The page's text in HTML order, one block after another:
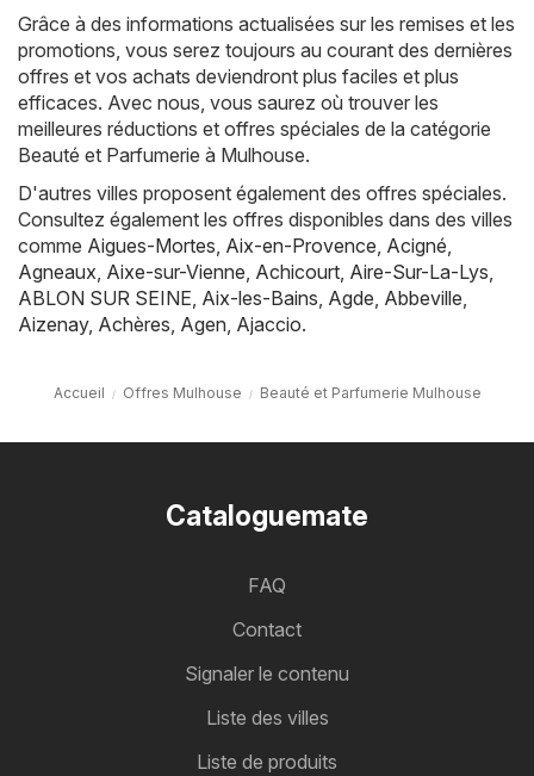
Grâce à des informations actualisées sur les remises et les
promotions, vous serez toujours au courant des dernières
offres et vos achats deviendront plus faciles et plus
efficaces. Avec nous, vous saurez où trouver les
meilleures réductions et offres spéciales de la catégorie
Beauté et Parfumerie à Mulhouse.
D'autres villes proposent également des offres spéciales.
Consultez également les offres disponibles dans des villes
comme Aigues-Mortes, Aix-en-Provence, Acigné,
Agneaux, Aixe-sur-Vienne, Achicourt, Aire-Sur-La-Lys,
ABLON SUR SEINE, Aix-les-Bains, Agde, Abbeville,
Aizenay, Achères, Agen, Ajaccio.
Accueil Offres Mulhouse Beauté et Parfumerie Mulhouse
Cataloguemate
FAQ
Contact
Signaler le contenu
Liste des villes
Liste de produits